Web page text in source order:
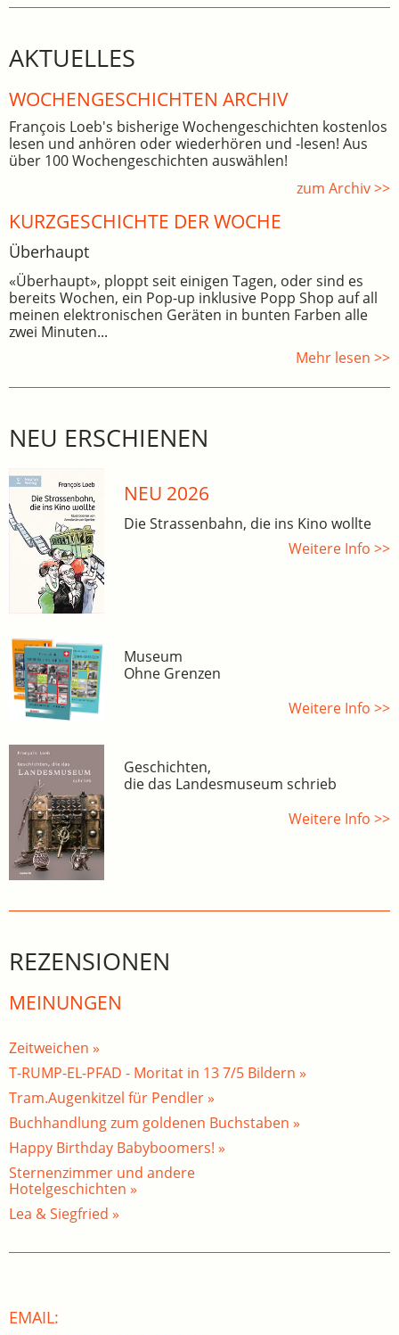
AKTUELLES
WOCHEN­GE­SCHICHTEN ARCHIV
François Loeb's bisherige Wochengeschichten kostenlos
lesen und anhören oder wiederhören und -lesen! Aus
über 100 Wochengeschichten auswählen!
zum Archiv >>
KURZGESCHICHTE DER WOCHE
Überhaupt
«Überhaupt», ploppt seit einigen Tagen, oder sind es
bereits Wochen, ein Pop-up inklusive Popp Shop auf all
meinen elektronischen Geräten in bunten Farben alle
zwei Minuten...
Mehr lesen >>
NEU ERSCHIENEN
NEU 2026
Die Strassenbahn, die ins Kino wollte
Weitere Info >>
Museum
Ohne Grenzen
Weitere Info >>
Geschichten,
die das Landesmuseum schrieb
Weitere Info >>
REZENSIONEN
MEINUNGEN
Zeitweichen »
T-RUMP-EL-PFAD - Moritat in 13 7/5 Bildern »
Tram.Augenkitzel für Pendler »
Buchhandlung zum goldenen Buchstaben »
Happy Birthday Babyboomers! »
Sternenzimmer und andere
Hotelgeschichten »
Lea & Siegfried »
EMAIL: